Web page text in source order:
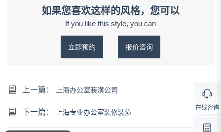
如果您喜欢这样的风格，您可以
If you like this style, you can
立即预约 报价咨询
上一篇： 上海办公室装潢公司
下一篇： 上海专业办公室装修装潢
在线咨询